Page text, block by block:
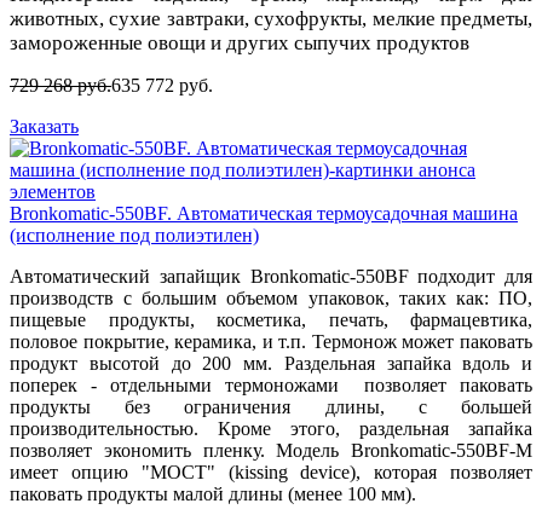
животных, сухие завтраки, сухофрукты, мелкие предметы,
замороженные овощи и других сыпучих продуктов
729 268 руб.635 772 руб.
Заказать
Bronkomatic-550BF. Автоматическая термоусадочная машина
(исполнение под полиэтилен)
Автоматический запайщик Bronkomatic-550BF подходит для
производств с большим объемом упаковок, таких как: ПО,
пищевые продукты, косметика, печать, фармацевтика,
половое покрытие, керамика, и т.п. Термонож может паковать
продукт высотой до 200 мм. Раздельная запайка вдоль и
поперек - отдельными термоножами позволяет паковать
продукты без ограничения длины, с большей
производительностью. Кроме этого, раздельная запайка
позволяет экономить пленку. Модель Bronkomatic-550BF-М
имеет опцию "МОСТ" (kissing device), которая позволяет
паковать продукты малой длины (менее 100 мм).